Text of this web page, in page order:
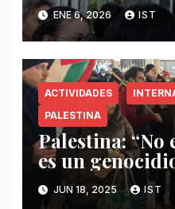
ENE 6, 2026 IST
ACTIVIDADES
PALESTINA
Palestina: “No
es un
JUN 18, 2025 IST